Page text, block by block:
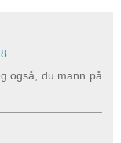
også, du mann på